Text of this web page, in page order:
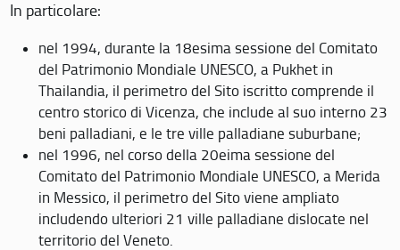
In particolare:
nel 1994, durante la 18esima sessione del Comitato
del Patrimonio Mondiale UNESCO, a Pukhet in
Thailandia, il perimetro del Sito iscritto comprende il
centro storico di Vicenza, che include al suo interno 23
beni palladiani, e le tre ville palladiane suburbane;
nel 1996, nel corso della 20eima sessione del
Comitato del Patrimonio Mondiale UNESCO, a Merida
in Messico, il perimetro del Sito viene ampliato
includendo ulteriori 21 ville palladiane dislocate nel
territorio del Veneto.